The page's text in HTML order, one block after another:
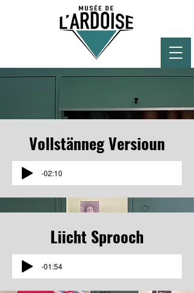
Vollstänneg Versioun
-02:10
Liicht Sprooch
-01:54